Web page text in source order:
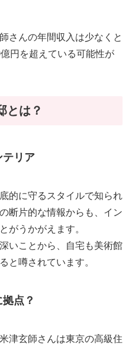
さんの年間収入は少なくと
円を超えている可能性が
とは？
テリア
的に守るスタイルで知られ
断片的な情報からも、イン
がうかがえます。
いことから、自宅も美術館
と噂されています。
点？
津玄師さんは東京の高級住